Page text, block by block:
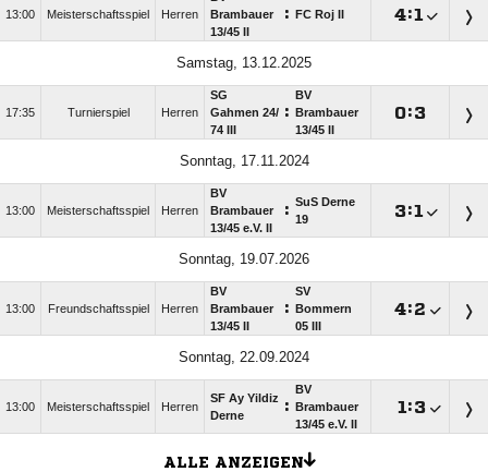
13:00 Meisterschaftsspiel Herren
Brambauer
13/​45 II
: FC Roj II :
Samstag, 13.12.2025
17:35 Turnierspiel Herren
SG
Gahmen 24/​
74 III
:
BV
Brambauer
13/​45 II
:
Sonntag, 17.11.2024
13:00 Meisterschaftsspiel Herren
BV
Brambauer
13/​45 e.V. II
: SuS Derne
19
:
Sonntag, 19.07.2026
13:00 Freundschaftsspiel Herren
BV
Brambauer
13/​45 II
:
SV
Bommern
05 III
:
Sonntag, 22.09.2024
13:00 Meisterschaftsspiel Herren
SF Ay Yildiz
Derne
:
BV
Brambauer
13/​45 e.V. II
:
ALLE ANZEIGEN